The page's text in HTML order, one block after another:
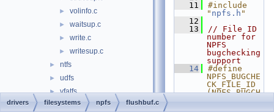
► volinfo.c
► waitsup.c
► write.c
► writesup.c
► ntfs
► udfs
► vfatfs
► filters
   11
#include
" npfs.h "
   12
   13
// File ID
number for
NPFS
bugchecking
support
   14
#define
NPFS_BUGCHE
CK_FILE_ID
(NPFS_BUGCH
drivers filesystems npfs flushbuf.c